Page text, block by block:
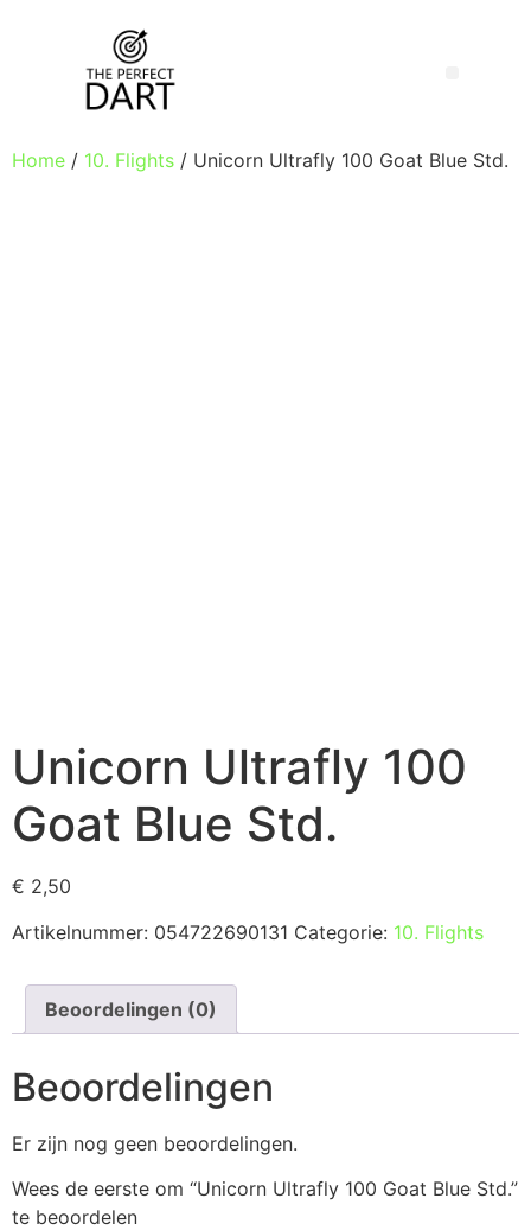
Home / 10. Flights / Unicorn Ultrafly 100 Goat Blue Std.
Unicorn Ultrafly 100
Goat Blue Std.
€ 2,50
Artikelnummer: 054722690131 Categorie: 10. Flights
Beoordelingen (0)
Beoordelingen
Er zijn nog geen beoordelingen.
Wees de eerste om “Unicorn Ultrafly 100 Goat Blue Std.”
te beoordelen